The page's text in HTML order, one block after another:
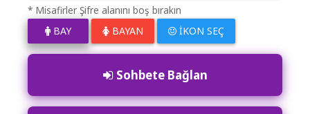
* Misafirler Şifre alanını boş bırakın
BAY
BAYAN İKON SEÇ
Sohbete Bağlan